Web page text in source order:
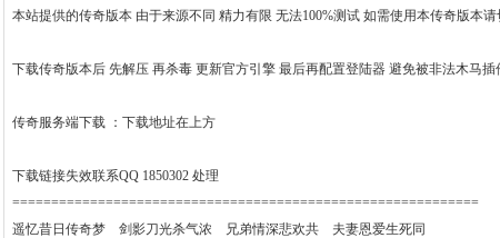
本站提供的传奇版本 由于来源不同 精力有限 无法100%测试 如需使用本传奇版本请
下载传奇版本后 先解压 再杀毒 更新官方引擎 最后再配置登陆器 避免被非法木马插
传奇服务端下载 ：下载地址在上方
下载链接失效联系QQ 1850302 处理
============================================================
遥忆昔日传奇梦 剑影刀光杀气浓 兄弟情深悲欢共 夫妻恩爱生死同